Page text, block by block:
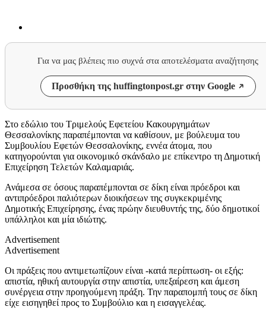
Για να μας βλέπεις πιο συχνά στα αποτελέσματα αναζήτησης
Προσθήκη της huffingtonpost.gr στην Google
Στο εδώλιο του Τριμελούς Εφετείου Κακουργημάτων
Θεσσαλονίκης παραπέμπονται να καθίσουν, με βούλευμα του
Συμβουλίου Εφετών Θεσσαλονίκης, εννέα άτομα, που
κατηγορούνται για οικονομικό σκάνδαλο με επίκεντρο τη Δημοτική
Επιχείρηση Τελετών Καλαμαριάς.
Ανάμεσα σε όσους παραπέμπονται σε δίκη είναι πρόεδροι και
αντιπρόεδροι παλιότερων διοικήσεων της συγκεκριμένης
Δημοτικής Επιχείρησης, ένας πρώην διευθυντής της, δύο δημοτικοί
υπάλληλοι και μία ιδιώτης.
Advertisement
Advertisement
Οι πράξεις που αντιμετωπίζουν είναι -κατά περίπτωση- οι εξής:
απιστία, ηθική αυτουργία στην απιστία, υπεξαίρεση και άμεση
συνέργεια στην προηγούμενη πράξη. Την παραπομπή τους σε δίκη
είχε εισηγηθεί προς το Συμβούλιο και η εισαγγελέας.